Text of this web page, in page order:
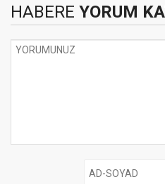
HABERE YORUM